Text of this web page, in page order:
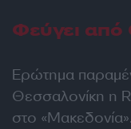
Φεύγει
Ερώτημα
Θεσσαλονίκη η
στο